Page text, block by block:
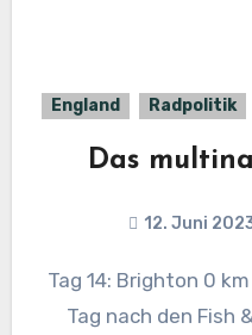
England Radpolitik
Das
12. Juni
Tag 14: Brighton 0 km Mein Tag in Brighton, der
Tag nach den Fish